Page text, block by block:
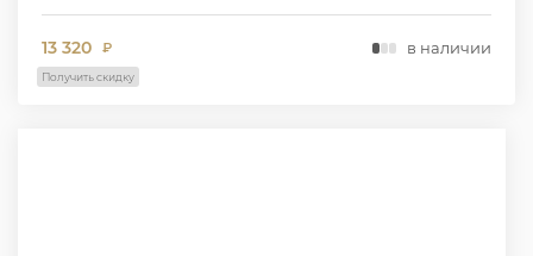
13 320 ₽ в наличии
Получить скидку